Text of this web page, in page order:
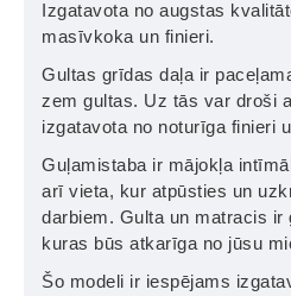
Izgatavota no augstas
masīvkoka un finieri.
Gultas grīdas daļa ir
zem gultas. Uz tās var droši
izgatavota no noturīga finieri
Guļamistaba ir mājokļa
arī vieta, kur atpūsties un
darbiem. Gulta un matracis
kuras būs atkarīga no jūsu
Šo modeli ir iespējams